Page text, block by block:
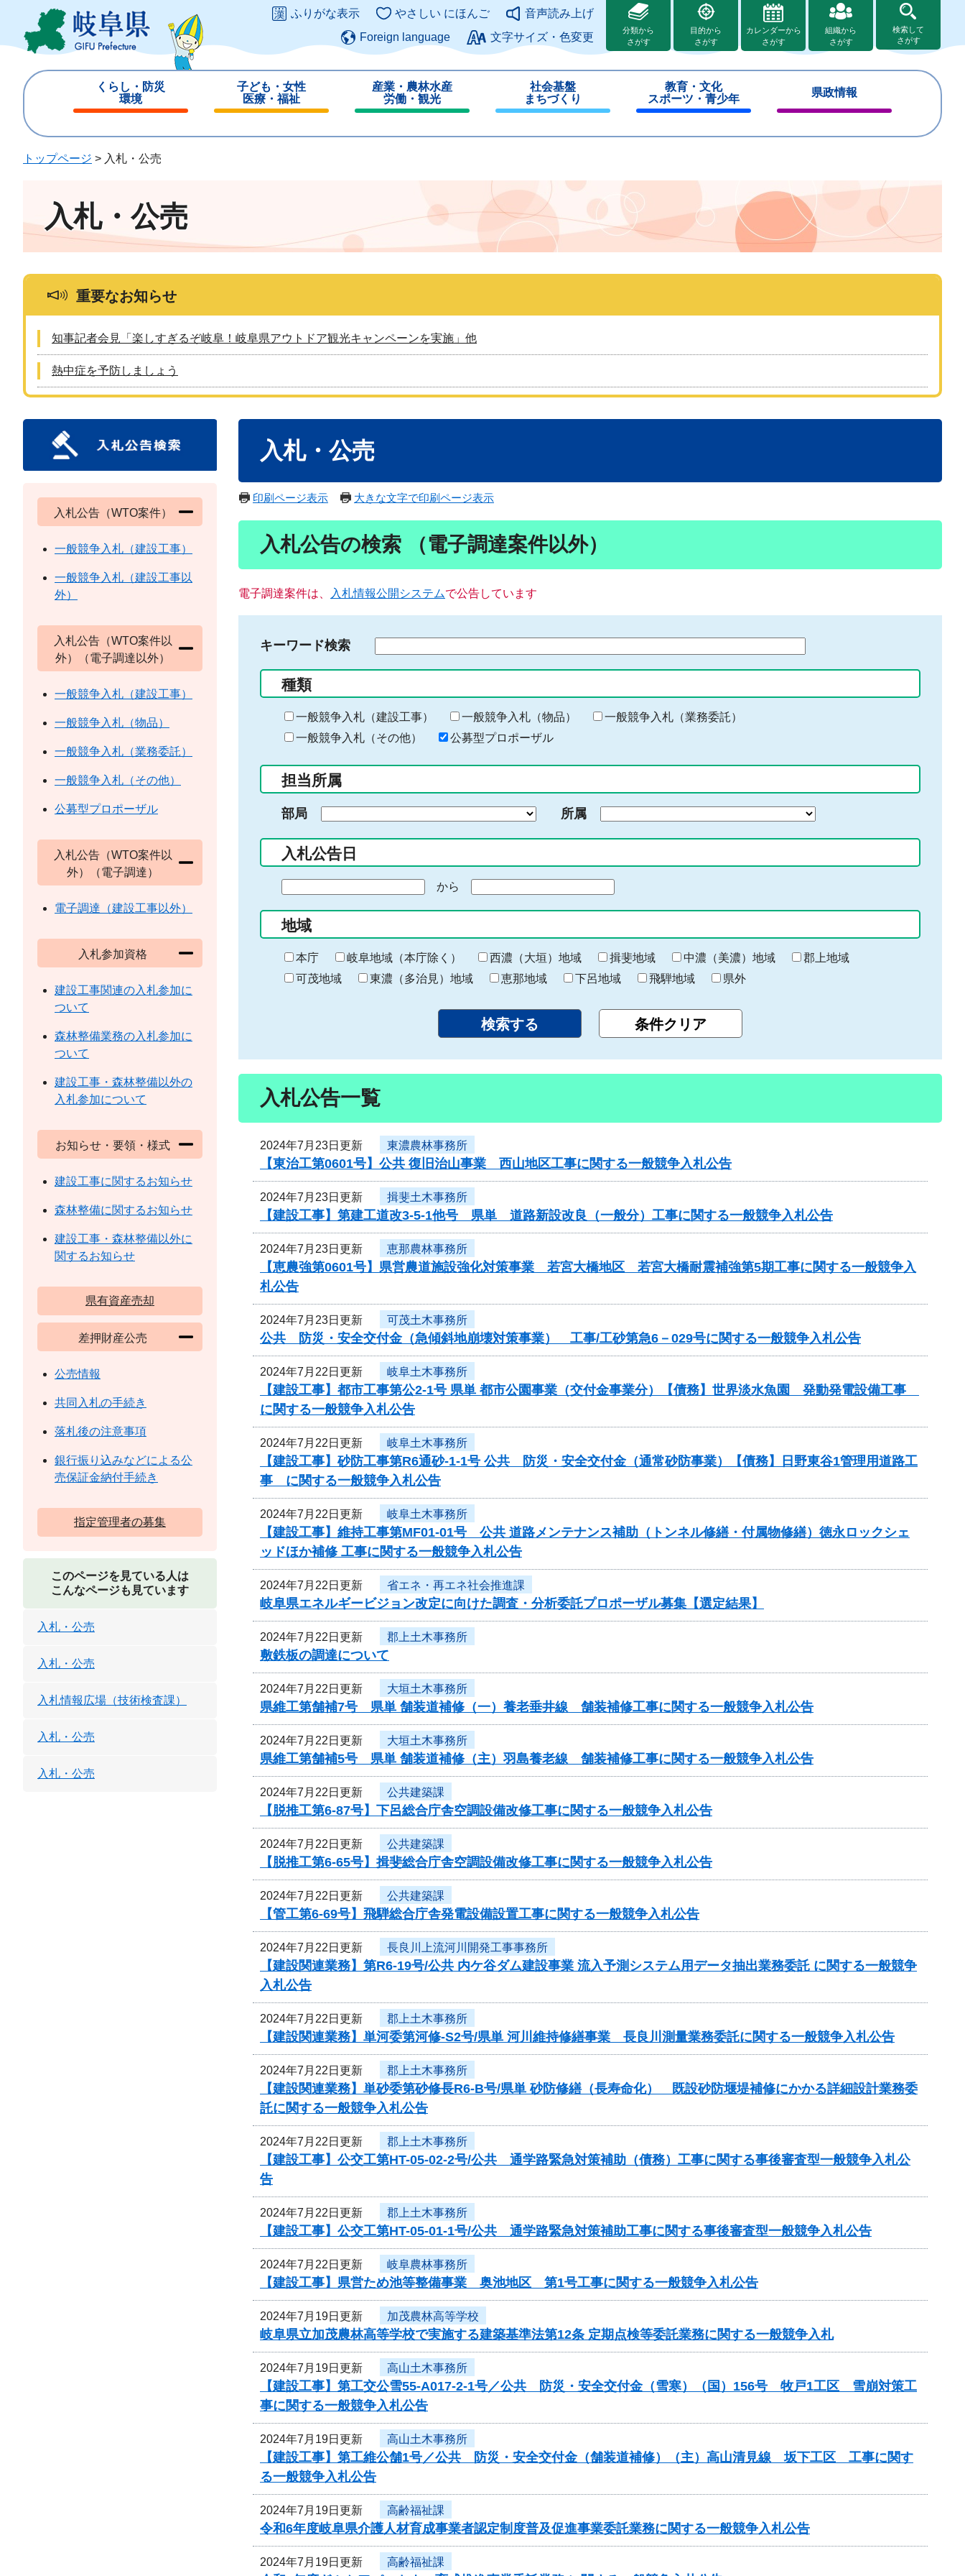
ジ
ュ
このページの本文へ
ふりがな表示 やさしい にほんご
音声読み上げ
Foreign language
文字サイズ・色変更
分類から
さがす
目的から
さがす
カレンダーから
さがす
組織から
さがす
検索して
さがす
くらし・防災
環境
じ
子ども・女性
医療・福祉
じ
産業・農林水産
労働・観光
じ
社会基盤
まちづくり
じ
教育・文化
スポーツ・青少年
じ
県政情報
じ
トップページ > 入札・公売
入札・公売
重要なお知らせ
知事記者会見「楽しすぎるぞ岐阜！岐阜県アウトドア観光キャンペーンを実施」他
熱中症を予防しましょう
入札・公売
印刷ページ表示 大きな文字で印刷ページ表示
入札公告の検索 （電子調達案件以外）
電子調達案件は、 入札情報公開システムで公告しています
キーワード検索
る
キ
ー
ー
入
力
種類
一般競争入札（建設工事） 一般競争入札（物品）
一般競争入札（業務委託）
一般競争入札（その他）
公募型プロポーザル
担当所属
部局 所属
入札公告日
の
始
ま
り
から
終
わ
り
地域
本庁 岐阜地域（本庁除く） 西濃（大垣）地域 揖斐地域 中濃（美濃）地域
郡上地域
可茂地域
東濃（多治見）地域 恵那地域 下呂地域 飛騨地域 県外
入札公告一覧
2024年7月23日更新 東濃農林事務所
【東治工第0601号】公共 復旧治山事業 西山地区工事に関する一般競争入札公告
2024年7月23日更新 揖斐土木事務所
【建設工事】第建工道改3-5-1他号 県単 道路新設改良（一般分）工事に関する一般競争入札公告
2024年7月23日更新 恵那農林事務所
【恵農強第0601号】県営農道施設強化対策事業 若宮大橋地区 若宮大橋耐震補強第5期工事に関する一般競争入
札公告
2024年7月23日更新 可茂土木事務所
公共 防災・安全交付金（急傾斜地崩壊対策事業） 工事/工砂第急6－029号に関する一般競争入札公告
2024年7月22日更新 岐阜土木事務所
【建設工事】都市工事第公2-1号 県単 都市公園事業（交付金事業分）【債務】世界淡水魚園 発動発電設備工事
に関する一般競争入札公告
2024年7月22日更新 岐阜土木事務所
【建設工事】砂防工事第R6通砂-1-1号 公共 防災・安全交付金（通常砂防事業）【債務】日野東谷1管理用道路工
事 に関する一般競争入札公告
2024年7月22日更新 岐阜土木事務所
【建設工事】維持工事第MF01-01号 公共 道路メンテナンス補助（トンネル修繕・付属物修繕）徳永ロックシェ
ッドほか補修 工事に関する一般競争入札公告
2024年7月22日更新 省エネ・再エネ社会推進課
岐阜県エネルギービジョン改定に向けた調査・分析委託プロポーザル募集【選定結果】
2024年7月22日更新 郡上土木事務所
敷鉄板の調達について
2024年7月22日更新 大垣土木事務所
県維工第舗補7号 県単 舗装道補修（一）養老垂井線 舗装補修工事に関する一般競争入札公告
2024年7月22日更新 大垣土木事務所
県維工第舗補5号 県単 舗装道補修（主）羽島養老線 舗装補修工事に関する一般競争入札公告
2024年7月22日更新 公共建築課
【脱推工第6-87号】下呂総合庁舎空調設備改修工事に関する一般競争入札公告
2024年7月22日更新 公共建築課
【脱推工第6-65号】揖斐総合庁舎空調設備改修工事に関する一般競争入札公告
2024年7月22日更新 公共建築課
【管工第6-69号】飛騨総合庁舎発電設備設置工事に関する一般競争入札公告
2024年7月22日更新 長良川上流河川開発工事事務所
【建設関連業務】第R6-19号/公共 内ケ谷ダム建設事業 流入予測システム用データ抽出業務委託 に関する一般競争
入札公告
2024年7月22日更新 郡上土木事務所
【建設関連業務】単河委第河修-S2号/県単 河川維持修繕事業 長良川測量業務委託に関する一般競争入札公告
2024年7月22日更新 郡上土木事務所
【建設関連業務】単砂委第砂修長R6-B号/県単 砂防修繕（長寿命化） 既設砂防堰堤補修にかかる詳細設計業務委
託に関する一般競争入札公告
2024年7月22日更新 郡上土木事務所
【建設工事】公交工第HT-05-02-2号/公共 通学路緊急対策補助（債務）工事に関する事後審査型一般競争入札公
告
2024年7月22日更新 郡上土木事務所
【建設工事】公交工第HT-05-01-1号/公共 通学路緊急対策補助工事に関する事後審査型一般競争入札公告
2024年7月22日更新 岐阜農林事務所
【建設工事】県営ため池等整備事業 奥池地区 第1号工事に関する一般競争入札公告
2024年7月19日更新 加茂農林高等学校
岐阜県立加茂農林高等学校で実施する建築基準法第12条 定期点検等委託業務に関する一般競争入札
2024年7月19日更新 高山土木事務所
【建設工事】第工交公雪55-A017-2-1号／公共 防災・安全交付金（雪寒）（国）156号 牧戸1工区 雪崩対策工
事に関する一般競争入札公告
2024年7月19日更新 高山土木事務所
【建設工事】第工維公舗1号／公共 防災・安全交付金（舗装道補修）（主）高山清見線 坂下工区 工事に関す
る一般競争入札公告
2024年7月19日更新 高齢福祉課
令和6年度岐阜県介護人材育成事業者認定制度普及促進事業委託業務に関する一般競争入札公告
2024年7月19日更新 高齢福祉課
入札公告（WTO案件）
一般競争入札（建設工事）
一般競争入札（建設工事以
外）
入札公告（WTO案件以
外）（電子調達以外）
一般競争入札（建設工事）
一般競争入札（物品）
一般競争入札（業務委託）
一般競争入札（その他）
公募型プロポーザル
入札公告（WTO案件以
外）（電子調達）
電子調達（建設工事以外）
入札参加資格
建設工事関連の入札参加に
ついて
森林整備業務の入札参加に
ついて
建設工事・森林整備以外の
入札参加について
お知らせ・要領・様式
建設工事に関するお知らせ
森林整備に関するお知らせ
建設工事・森林整備以外に
関するお知らせ
県有資産売却
差押財産公売
公売情報
共同入札の手続き
落札後の注意事項
銀行振り込みなどによる公
売保証金納付手続き
指定管理者の募集
このページを見ている人は
こんなページも見ています
入札・公売
入札・公売
入札情報広場（技術検査課）
入札・公売
入札・公売